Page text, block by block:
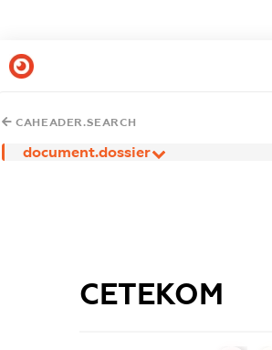
CAHEADER.SEARCH
document.dossier
СЕТЕКОМ